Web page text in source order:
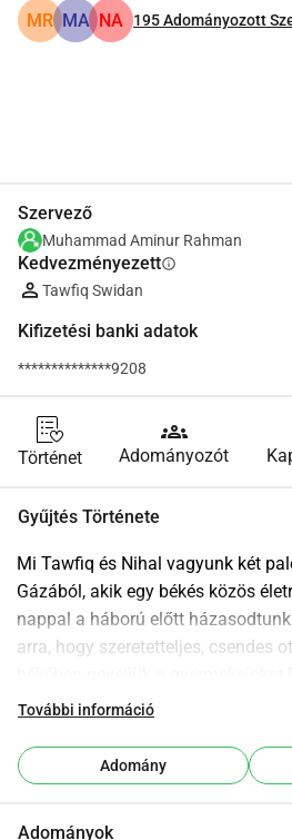
MR MA NA 195Adományozott
Szervező
Muhammad Aminur Rahman
Kedvezményezettinfo
Tawfiq Swidan
Kifizetési banki adatok
**************9208
Történet
groups
Adományozót
Gyűjtés Története
Mi Tawfiq és Nihal vagyunk két
Gázából, akik egy békés közös
nappal a háború előtt
arra, hogy szeretetteljes, csendes
háború és a szülési
hogy a szülés után visszatérünk,
lezárult, és egy olyan
További információ
Adomány
Adományok